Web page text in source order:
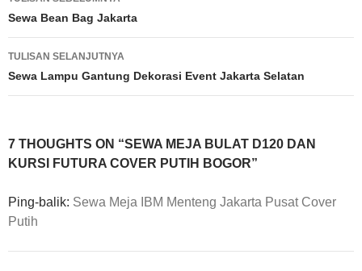
Tulisan
Sewa Bean Bag Jakarta
TULISAN SELANJUTNYA
Sewa Lampu Gantung Dekorasi Event Jakarta Selatan
7 THOUGHTS ON “SEWA MEJA BULAT D120 DAN
KURSI FUTURA COVER PUTIH BOGOR”
Ping-balik: Sewa Meja IBM Menteng Jakarta Pusat Cover
Putih